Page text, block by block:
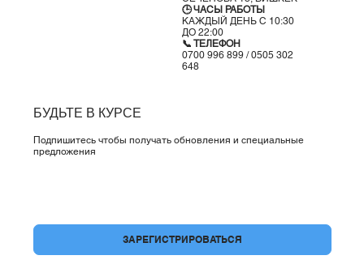
🕒 ЧАСЫ РАБОТЫ
КАЖДЫЙ ДЕНЬ С 10:30
ДО 22:00
📞 ТЕЛЕФОН
0700 996 899 / 0505 302
648
БУДЬТЕ В КУРСЕ
Подпишитесь чтобы получать обновления и специальные
предложения
ЗАРЕГИСТРИРОВАТЬСЯ